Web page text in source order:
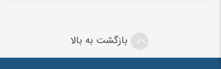
بازگشت به بالا